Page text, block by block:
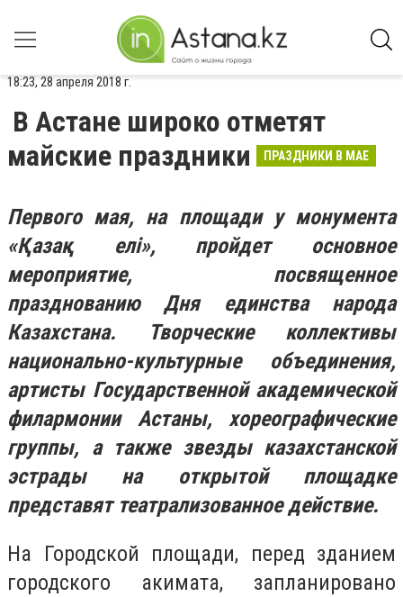
18:23, 28 апреля 2018 г.
В Астане широко отметят
майские праздники
ПРАЗДНИКИ В МАЕ
Первого мая, на площади у монумента
«Қазақ елі», пройдет основное
мероприятие, посвященное
празднованию Дня единства народа
Казахстана. Творческие коллективы
национально-культурные объединения,
артисты Государственной академической
филармонии Астаны, хореографические
группы, а также звезды казахстанской
эстрады на открытой площадке
представят театрализованное действие.
На Городской площади, перед зданием
городского акимата, запланировано